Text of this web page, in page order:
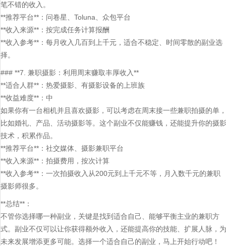
笔不错的收入。
**推荐平台**：问卷星、Toluna、众包平台
**收入来源**：按完成任务计算报酬
**收入参考**：每月收入几百到上千元，适合不稳定、时间零散的副业选
择。
### **7. 兼职摄影：利用周末赚取丰厚收入**
**适合人群**：热爱摄影、有摄影设备的上班族
**收益难度**：中
如果你有一台相机并且喜欢摄影，可以考虑在周末接一些兼职拍摄的单，
比如婚礼、产品、活动摄影等。这个副业不仅能赚钱，还能提升你的摄影
技术，积累作品。
**推荐平台**：社交媒体、摄影兼职平台
**收入来源**：拍摄费用，按次计算
**收入参考**：一次拍摄收入从200元到上千元不等，月入数千元的兼职
摄影师很多。
**总结**：
不管你选择哪一种副业，关键是找到适合自己、能够平衡主业的兼职方
式。副业不仅可以让你获得额外收入，还能提高你的技能、扩展人脉，为
未来发展增添更多可能。选择一个适合自己的副业，马上开始行动吧！